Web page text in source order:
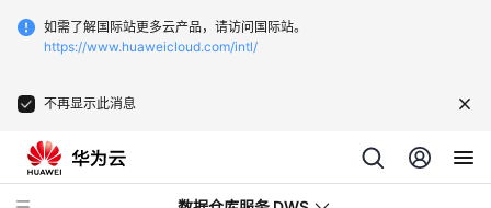
如需了解国际站更多云产品，请访问国际站。
https://www.huaweicloud.com/intl/
不再显示此消息